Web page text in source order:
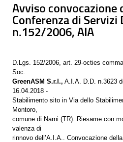
Avviso convocazione
Conferenza di Servizi
n.152/2006, AIA
D.Lgs. 152/2006, art. 29-octies
Soc.
GreenASM S.r.l., A.I.A. D.D. n.3623
16.04.2018 -
Stabilimento sito in Via dello
Montoro,
comune di Narni (TR). Riesame con
valenza di
rinnovo dell’A.I.A.. Convocazione